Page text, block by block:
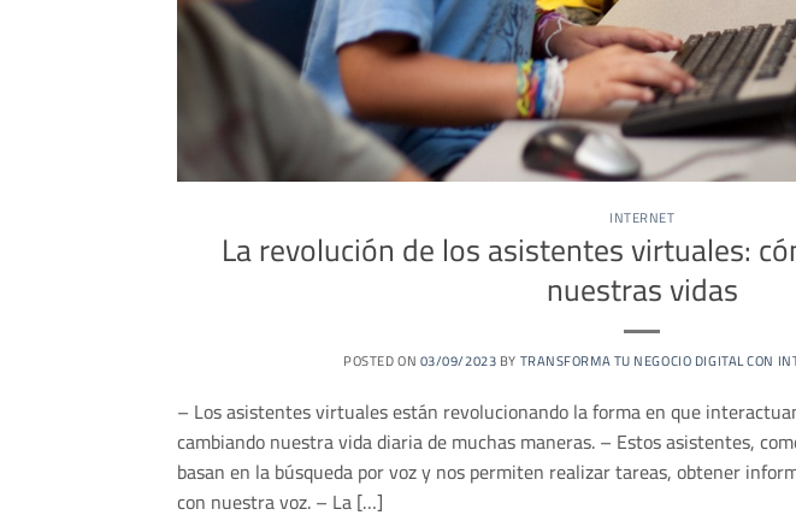
INTERNET
La revolución de los asistentes virtuales:
nuestras vidas
POSTED ON03/09/2023BYTRANSFORMA TU NEGOCIO DIGITAL CON
– Los asistentes virtuales están revolucionando la forma en que
cambiando nuestra vida diaria de muchas maneras. – Estos asistentes,
basan en la búsqueda por voz y nos permiten realizar tareas, obtener
con nuestra voz. – La […]